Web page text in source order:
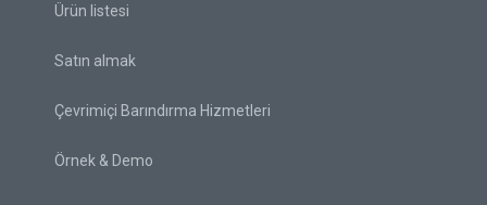
Ürün listesi
Satın almak
Çevrimiçi Barındırma Hizmetleri
Örnek & Demo